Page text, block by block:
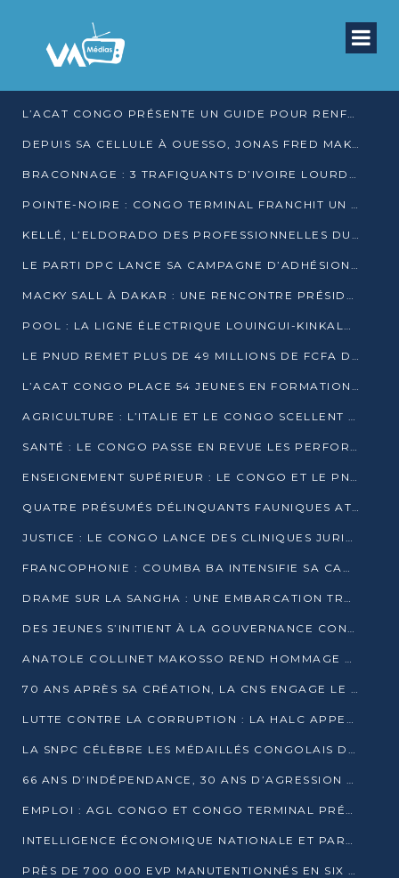
L’ACAT CONGO PRÉSENTE UN GUIDE POUR RENFORCER LES GARANTIES JUDICIAIRES EN GARDE À VUE
DEPUIS SA CELLULE À OUESSO, JONAS FRED MAKITA DÉNONCE CE QU’IL QUALIFIE DE DÉNI DE JUSTICE
BRACONNAGE : 3 TRAFIQUANTS D’IVOIRE LOURDEMENT CONDAMNÉS À DJAMBALA
POINTE-NOIRE : CONGO TERMINAL FRANCHIT UN CAP HISTORIQUE AVEC 99 MOUVEMENTS/HEURE
KELLÉ, L’ELDORADO DES PROFESSIONNELLES DU SEXE
LE PARTI DPC LANCE SA CAMPAGNE D’ADHÉSIONS ET VEUT STRUCTURER SA PRÉSENCE DANS LES 15 DÉPARTEMENTS
MACKY SALL À DAKAR : UNE RENCONTRE PRÉSIDENTIELLE QUI DIVISE L’OPINION SÉNÉGALAISE
POOL : LA LIGNE ÉLECTRIQUE LOUINGUI-KINKALA-BOKO MISE EN SERVICE
LE PNUD REMET PLUS DE 49 MILLIONS DE FCFA D’ÉQUIPEMENTS POUR ACCÉLÉRER LA NUMÉRISATION DU SYSTÈME DE SANTÉ
L’ACAT CONGO PLACE 54 JEUNES EN FORMATION PROFESSIONNELLE
AGRICULTURE : L’ITALIE ET LE CONGO SCELLENT UN PARTENARIAT POUR UNE PRODUCTION LOCALE DURABLE
SANTÉ : LE CONGO PASSE EN REVUE LES PERFORMANCES DE SES HÔPITAUX À MI-PARCOURS
ENSEIGNEMENT SUPÉRIEUR : LE CONGO ET LE PNUD VEULENT RAPPROCHER LA FORMATION UNIVERSITAIRE DES BESOINS DU MARCHÉ DE L’EMPLOI
QUATRE PRÉSUMÉS DÉLINQUANTS FAUNIQUES ATTENDUS DEVANT LA JUSTICE POUR TRAFIC D’IVOIRE
JUSTICE : LE CONGO LANCE DES CLINIQUES JURIDIQUES POUR RAPPROCHER LE DROIT DES CITOYENS
FRANCOPHONIE : COUMBA BA INTENSIFIE SA CAMPAGNE POUR LA SUCCESSION À LA TÊTE DE L’OIF
DRAME SUR LA SANGHA : UNE EMBARCATION TRANSPORTANT DES FIDÈLES DE « NZAMBÉ YA L’HUILE » FAIT NAUFRAGE À OUESSO
DES JEUNES S’INITIENT À LA GOUVERNANCE CONTINENTALE À BRAZZAVILLE
ANATOLE COLLINET MAKOSSO REND HOMMAGE À JEAN-PAUL PIGASSE
70 ANS APRÈS SA CRÉATION, LA CNS ENGAGE LE VIRAGE DE LA DIGITALISATION
LUTTE CONTRE LA CORRUPTION : LA HALC APPELLE À PASSER DES DISCOURS AUX ACTES
LA SNPC CÉLÈBRE LES MÉDAILLÉS CONGOLAIS DES OLYMPIADES PANAFRICAINES DE MATHÉMATIQUES 2026
66 ANS D’INDÉPENDANCE, 30 ANS D’AGRESSION RWANDAISE : 4 PRÉSIDENCES, UN ÉCHEC COLLECTIF
EMPLOI : AGL CONGO ET CONGO TERMINAL PRÉSÉLECTIONNENT PLUS DE 70 JEUNES À POINTE-NOIRE
INTELLIGENCE ÉCONOMIQUE NATIONALE ET PARTENARIATS INTERNATIONAUX : VERS UNE DOCTRINE SOUVERAINE DE SÉCURITÉ ÉCONOMIQUE
PRÈS DE 700 000 EVP MANUTENTIONNÉS EN SIX MOIS PAR CONGO TERMINAL